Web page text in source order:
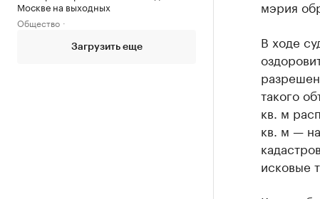
Москве на выходных
Общество
Загрузить еще
мэрия
В ходе
такого
кв. м
кв. м —
исковые